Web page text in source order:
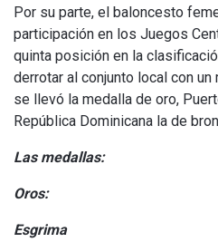
Por su parte, el baloncesto
participación en los Juegos
quinta posición en la
derrotar al conjunto local con
se llevó la medalla de oro,
República Dominicana la de
Las medallas:
Oros:
Esgrima